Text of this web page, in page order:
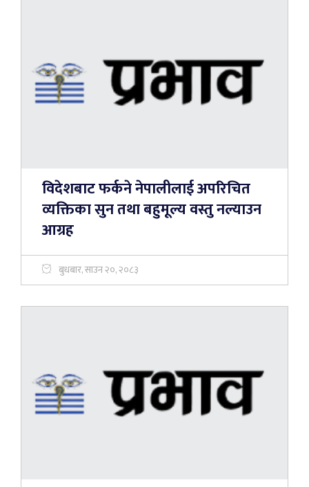
विदेशबाट फर्कने नेपालीलाई अपरिचित
व्यक्तिका सुन तथा बहुमूल्य वस्तु नल्याउन
आग्रह
बुधबार, साउन २०, २०८३